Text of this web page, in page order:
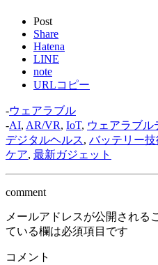
Post
Share
Hatena
LINE
note
URLコピー
-ウェアラブル
-AI, AR/VR, IoT, ウェアラブル
デジタルヘルス, バッテリー技
ケア, 最新ガジェット
comment
メールアドレスが公開される
ている欄は必須項目です
コメント